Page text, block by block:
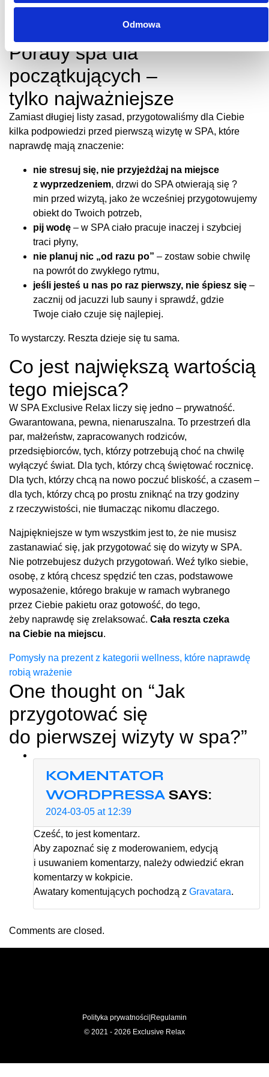
Odmowa
żeby przekonać tych, którzy nie są pewni. Ci,
którzy spróbują raz, wracają na dłużej.
Porady spa dla
początkujących –
tylko najważniejsze
Zamiast długiej listy zasad, przygotowaliśmy dla Ciebie
kilka podpowiedzi przed pierwszą wizytę w SPA, które
naprawdę mają znaczenie:
nie stresuj się, nie przyjeżdżaj na miejsce
z wyprzedzeniem, drzwi do SPA otwierają się ?
min przed wizytą, jako że wcześniej przygotowujemy
obiekt do Twoich potrzeb,
pij wodę – w SPA ciało pracuje inaczej i szybciej
traci płyny,
nie planuj nic „od razu po” – zostaw sobie chwilę
na powrót do zwykłego rytmu,
jeśli jesteś u nas po raz pierwszy, nie śpiesz się –
zacznij od jacuzzi lub sauny i sprawdź, gdzie
Twoje ciało czuje się najlepiej.
To wystarczy. Reszta dzieje się tu sama.
Co jest największą wartością
tego miejsca?
W SPA Exclusive Relax liczy się jedno – prywatność.
Gwarantowana, pewna, nienaruszalna. To przestrzeń dla
par, małżeństw, zapracowanych rodziców,
przedsiębiorców, tych, którzy potrzebują choć na chwilę
wyłączyć świat. Dla tych, którzy chcą świętować rocznicę.
Dla tych, którzy chcą na nowo poczuć bliskość, a czasem –
dla tych, którzy chcą po prostu zniknąć na trzy godziny
z rzeczywistości, nie tłumacząc nikomu dlaczego.
Najpiękniejsze w tym wszystkim jest to, że nie musisz
zastanawiać się, jak przygotować się do wizyty w SPA.
Nie potrzebujesz dużych przygotowań. Weź tylko siebie,
osobę, z którą chcesz spędzić ten czas, podstawowe
wyposażenie, którego brakuje w ramach wybranego
przez Ciebie pakietu oraz gotowość, do tego,
żeby naprawdę się zrelaksować. Cała reszta czeka
na Ciebie na miejscu.
Nawigacja
wpisu
Pomysły na prezent z kategorii wellness, które naprawdę
robią wrażenie
One thought on “Jak
przygotować się
do pierwszej wizyty w spa?”
KOMENTATOR
WORDPRESSA SAYS:
2024-03-05 at 12:39
Cześć, to jest komentarz.
Aby zapoznać się z moderowaniem, edycją
i usuwaniem komentarzy, należy odwiedzić ekran
komentarzy w kokpicie.
Awatary komentujących pochodzą z Gravatara.
Comments are closed.
Polityka prywatności Regulamin
© 2021 - 2026 Exclusive Relax